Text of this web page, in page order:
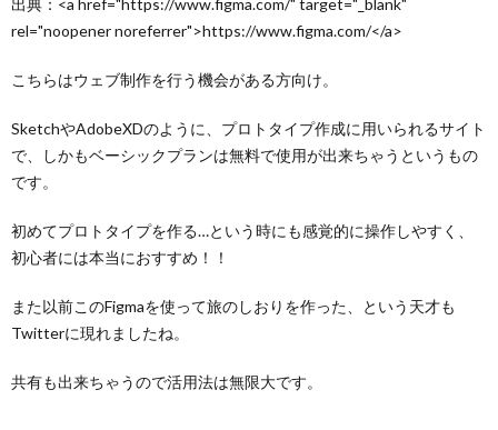
rel="noopener noreferrer">https://www.figma.com/</a>
こちらはウェブ制作を行う機会がある方向け。
SketchやAdobeXDのように、プロトタイプ作成に用いられるサイト
で、しかもベーシックプランは無料で使用が出来ちゃうというもの
です。
初めてプロトタイプを作る…という時にも感覚的に操作しやすく、
初心者には本当におすすめ！！
また以前このFigmaを使って旅のしおりを作った、という天才も
Twitterに現れましたね。
共有も出来ちゃうので活用法は無限大です。